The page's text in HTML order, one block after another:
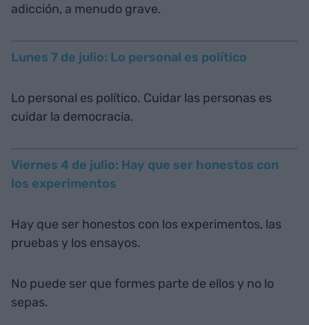
adicción, a menudo grave.
Lunes 7 de julio: Lo personal es político
Lo personal es político. Cuidar las personas es
cuidar la democracia.
Viernes 4 de julio: Hay que ser honestos con
los experimentos
Hay que ser honestos con los experimentos, las
pruebas y los ensayos.
No puede ser que formes parte de ellos y no lo
sepas.